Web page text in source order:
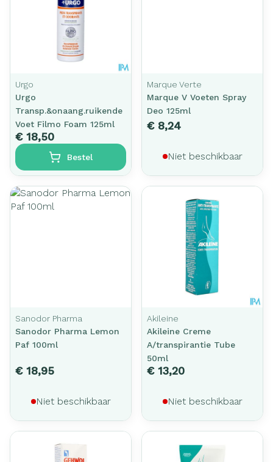
Urgo
Urgo
Transp.&onaang.ruikende
Voet Filmo Foam 125ml
€ 18,50
Bestel
Marque Verte
Marque V Voeten Spray
Deo 125ml
€ 8,24
Niet beschikbaar
Sanodor Pharma
Sanodor Pharma Lemon
Paf 100ml
€ 18,95
Niet beschikbaar
Akileine
Akileine Creme
A/transpirantie Tube
50ml
€ 13,20
Niet beschikbaar